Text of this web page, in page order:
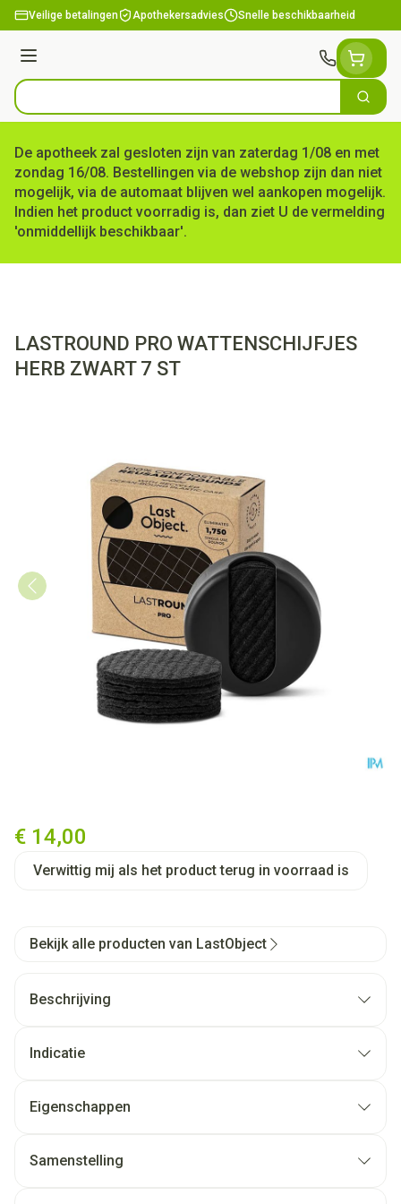
Ga naar de inhoud
Veilige betalingen Apothekersadvies Snelle beschikbaarheid
Menu
Product, merk, categorie... Zoek
De apotheek zal gesloten zijn van zaterdag 1/08 en met
zondag 16/08. Bestellingen via de webshop zijn dan niet
mogelijk, via de automaat blijven wel aankopen mogelijk.
Indien het product voorradig is, dan ziet U de vermelding
'onmiddellijk beschikbaar'.
LASTROUND PRO WATTENSCHIJFJES
HERB ZWART 7 ST
€ 14,00
Verwittig mij als het product terug in voorraad is
Bekijk alle producten van LastObject
Beschrijving
Indicatie
Eigenschappen
Samenstelling